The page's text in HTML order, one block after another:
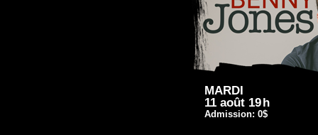
MARDI
11 août 19h
Admission: 0$